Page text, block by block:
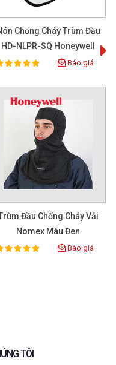
Chống Cháy Trùm Đầu
HD-NLPR-SQ Honeywell
Rating: Báo giá
Đầu Chống Cháy Vải
Nomex Màu Đen
Rating: Báo giá
TÔI